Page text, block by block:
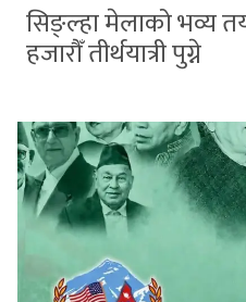
सिङ्ल्हा मेलाको भव्य
हजारौँ तीर्थयात्री पुग्ने